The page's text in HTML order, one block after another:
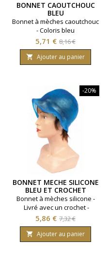
BONNET CAOUTCHOUC
BLEU
Bonnet à mèches caoutchouc
- Coloris bleu
Prix
5,71 € Prix
de
base
8,16 €
 Ajouter au panier
-20%
BONNET MECHE SILICONE
BLEU ET CROCHET
Bonnet à mèches silicone -
Livré avec un crochet -
Coloris bleu.
Prix
5,86 € Prix
de
base
7,32 €
 Ajouter au panier